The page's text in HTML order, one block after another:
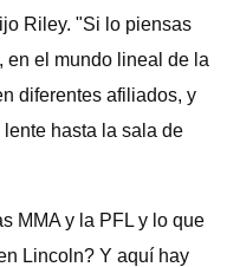
Riley. "Si lo piensas
en el mundo lineal de la
diferentes afiliados, y
hasta la sala de
MMA y la PFL y lo que
Lincoln? Y aquí hay